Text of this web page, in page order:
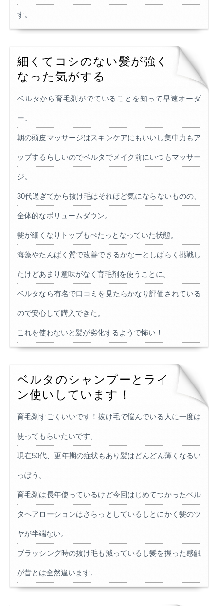
す。
細くてコシのない髪が強く
なった気がする
ベルタから育毛剤がでていることを知って早速オーダ
ー。
朝の頭皮マッサージはスキンケアにもいいし集中力もア
ップするらしいのでベルタでメイク前にいつもマッサー
ジ。
30代過ぎてから抜け毛はそれほど気にならないものの、
全体的なボリュームダウン。
髪が細くなりトップもぺたっとなっていた状態。
海藻やたんぱく質で改善できるかなーとしばらく挑戦し
たけどあまり意味がなく育毛剤を使うことに。
ベルタなら有名で口コミを見たらかなり評価されている
ので安心して購入できた。
これを使わないと髪が劣化するようで怖い！
ベルタのシャンプーとライ
ン使いしています！
育毛剤すごくいいです！抜け毛で悩んでいる人に一度は
使ってもらいたいです。
現在50代、更年期の症状もあり髪はどんどん薄くなるい
っぽう。
育毛剤は長年使っているけど今回はじめてつかったベル
タヘアローションはさらっとしているしとにかく髪のツ
ヤが半端ない。
ブラッシング時の抜け毛も減っているし髪を握った感触
が昔とは全然違います。